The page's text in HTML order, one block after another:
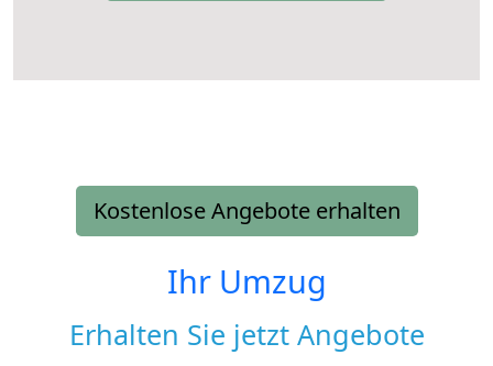
Kostenlose Angebote erhalten
Ihr Umzug
Erhalten Sie jetzt Angebote